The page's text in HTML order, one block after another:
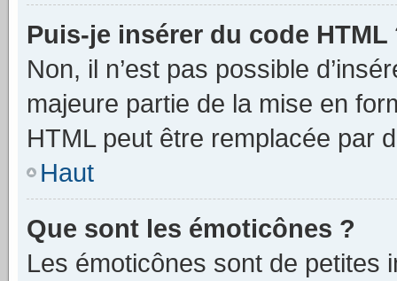
Puis-je insérer du code HTML
Non, il n’est pas possible
majeure partie de la mise en
HTML peut être remplacée par
Haut
Que sont les émoticônes ?
Les émoticônes sont de petites